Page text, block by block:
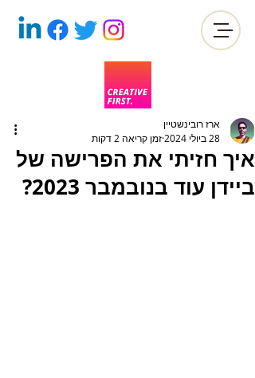
איך חזיתי את הפרישה של
ביידן עוד בנובמבר 2023?
ארז רובינשטיין
28 ביולי 2024
זמן קריאה 2 דקות